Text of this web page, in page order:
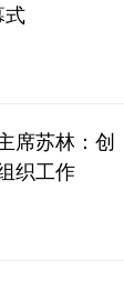
式
席苏林：创
织工作